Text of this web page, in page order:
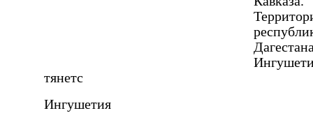
тянетс
Ингушетия